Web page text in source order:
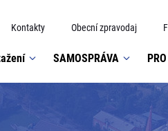
Kontakty Obecní zpravodaj
SAMOSPRÁVA